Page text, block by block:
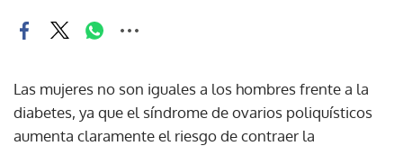
Las mujeres no son iguales a los hombres frente a la
diabetes, ya que el síndrome de ovarios poliquísticos
aumenta claramente el riesgo de contraer la